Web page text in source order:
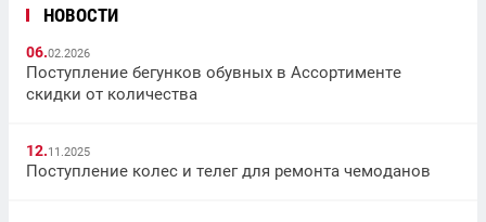
НОВОСТИ
06.02.2026
Поступление бегунков обувных в Ассортименте
скидки от количества
12.11.2025
Поступление колес и телег для ремонта чемоданов